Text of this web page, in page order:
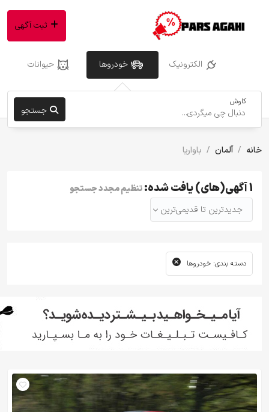
الکترونیک خودروها حیوانات
کاوش
جستجو
ثبت آگهی
خانه آلمان باواریا
1 آگهی(های) یافت شده:
تنظیم مجدد جستجو
جدیدترین تا قدیمی‌ترین
دسته بندی: خودروها